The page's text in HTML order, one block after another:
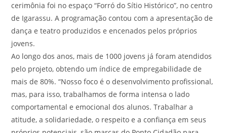
cerimônia foi no espaço “Forró do Sítio Histórico”, no centro
de Igarassu. A programação contou com a apresentação de
dança e teatro produzidos e encenados pelos próprios
jovens.
Ao longo dos anos, mais de 1000 jovens já foram atendidos
pelo projeto, obtendo um índice de empregabilidade de
mais de 80%. “Nosso foco é o desenvolvimento profissional,
mas, para isso, trabalhamos de forma intensa o lado
comportamental e emocional dos alunos. Trabalhar a
atitude, a solidariedade, o respeito e a confiança em seus